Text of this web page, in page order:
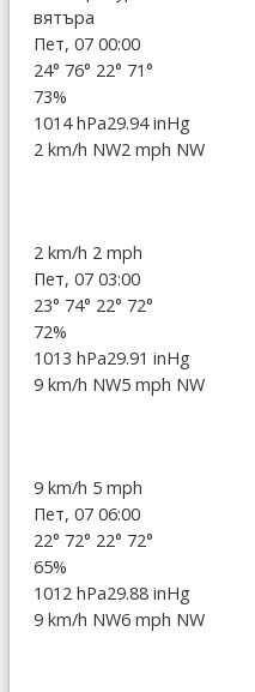
вятъра
Пет, 07 00:00
24° 76° 22° 71°
73%
1014 hPa29.94 inHg
2 km/h NW2 mph NW
2 km/h 2 mph
Пет, 07 03:00
23° 74° 22° 72°
72%
1013 hPa29.91 inHg
9 km/h NW5 mph NW
9 km/h 5 mph
Пет, 07 06:00
22° 72° 22° 72°
65%
1012 hPa29.88 inHg
9 km/h NW6 mph NW